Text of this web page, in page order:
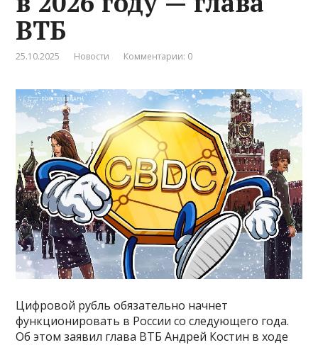
ВТБ
25.10.2025 Новости Комментарии: 0
Цифровой рубль обязательно начнет
функционировать в России со следующего года.
Об этом заявил глава ВТБ Андрей Костин в ходе